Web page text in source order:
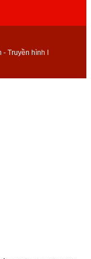
Truyền hình I